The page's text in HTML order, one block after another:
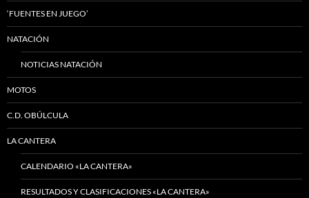
‘FUENTES EN JUEGO’
NATACIÓN
NOTICIAS NATACIÓN
MOTOS
C.D. OBÚLCULA
LA CANTERA
CALENDARIO «LA CANTERA»
RESULTADOS Y CLASIFICACIONES «LA CANTERA»